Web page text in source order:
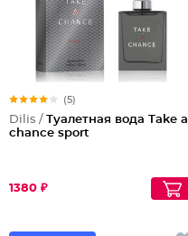
(5)
Dilis / Туалетная вода Take a
chance sport
1380 ₽